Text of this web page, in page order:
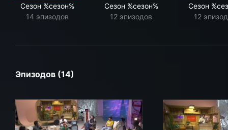
Сезон %сезон%
14 эпизодов
Сезон %сезон%
12 эпизодов
Сезон
12
Эпизодов (14)